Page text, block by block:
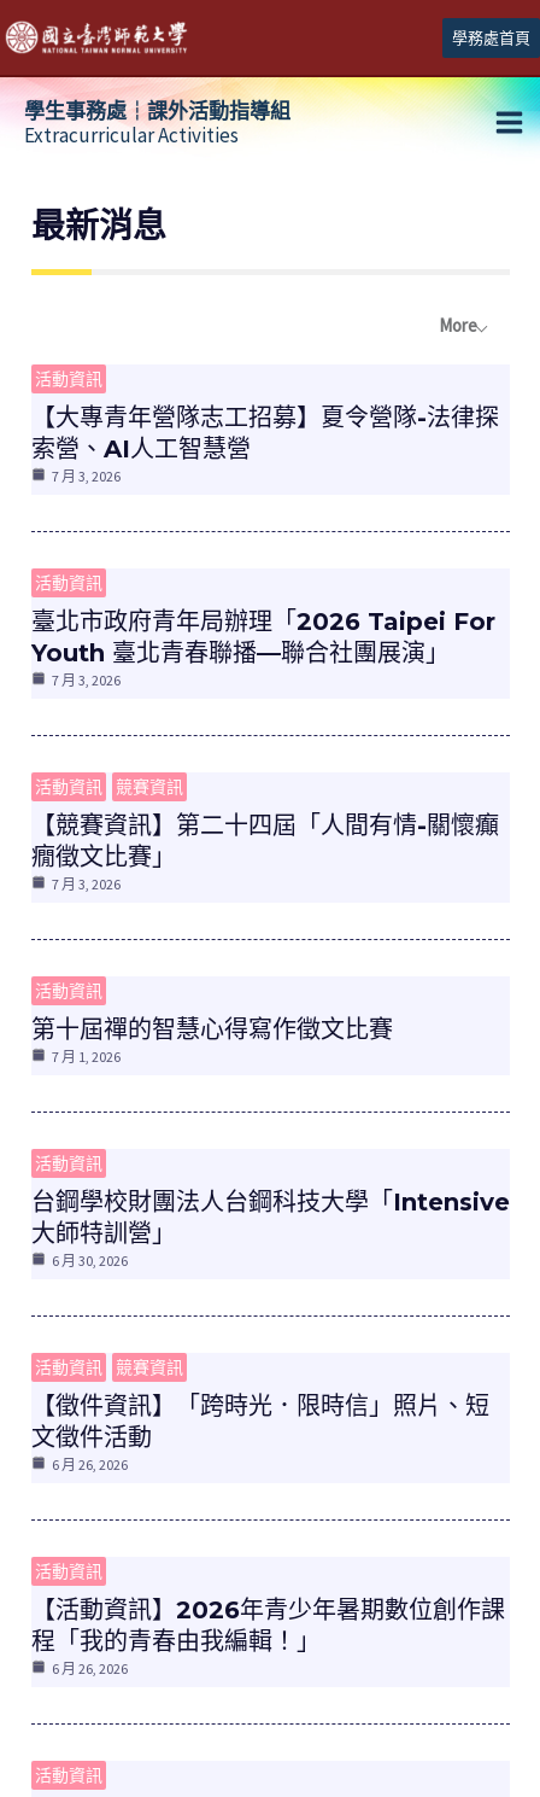
跳
至
主
學務處首頁
學生事務處┆課外活動指導組
Extracurricular Activities
最新消息
More
活動資訊
【大專青年營隊志工招募】夏令營隊-法律探
索營、AI人工智慧營
7 月 3, 2026
活動資訊
臺北市政府青年局辦理「2026 Taipei For
Youth 臺北青春聯播—聯合社團展演」
7 月 3, 2026
活動資訊 競賽資訊
【競賽資訊】第二十四屆「人間有情-關懷癲
癇徵文比賽」
7 月 3, 2026
活動資訊
第十屆禪的智慧心得寫作徵文比賽
7 月 1, 2026
活動資訊
台鋼學校財團法人台鋼科技大學「Intensive
大師特訓營」
6 月 30, 2026
活動資訊 競賽資訊
【徵件資訊】「跨時光．限時信」照片、短
文徵件活動
6 月 26, 2026
活動資訊
【活動資訊】2026年青少年暑期數位創作課
程「我的青春由我編輯！」
6 月 26, 2026
活動資訊